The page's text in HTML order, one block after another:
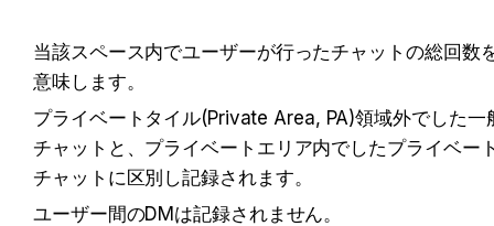
当該スペース内でユーザーが行ったチャットの総回数
意味します。
プライベートタイル(Private Area, PA)領域外でした一
チャットと、プライベートエリア内でしたプライベー
チャットに区別し記録されます。
ユーザー間のDMは記録されません。